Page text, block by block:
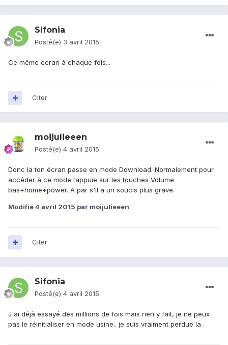
Sifonia
Posté(e) 3 avril 2015
Ce même écran à chaque fois...
Citer
moijulieeen
Posté(e) 4 avril 2015
Donc la ton écran passe en mode Download. Normalement pour
accéder à ce mode tappuie sur les touches Volume
bas+home+power. A par s'il a un soucis plus grave.
Modifié4 avril 2015 par moijulieeen
Citer
Sifonia
Posté(e) 4 avril 2015
J'ai déjà essayé des millions de fois mais rien y fait, je ne peux
pas le réinitialiser en mode usine.. je suis vraiment perdue la .